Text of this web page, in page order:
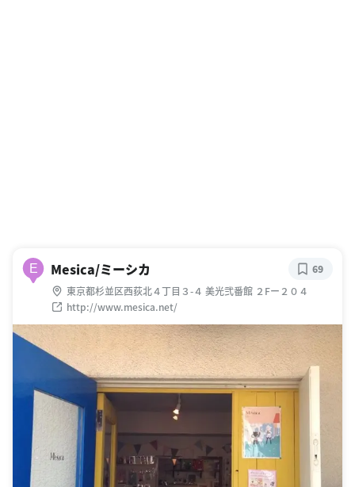
E Mesica/ミーシカ
東京都杉並区西荻北４丁目３-４ 美光弐番館 ２Fー２０４
http://www.mesica.net/
69